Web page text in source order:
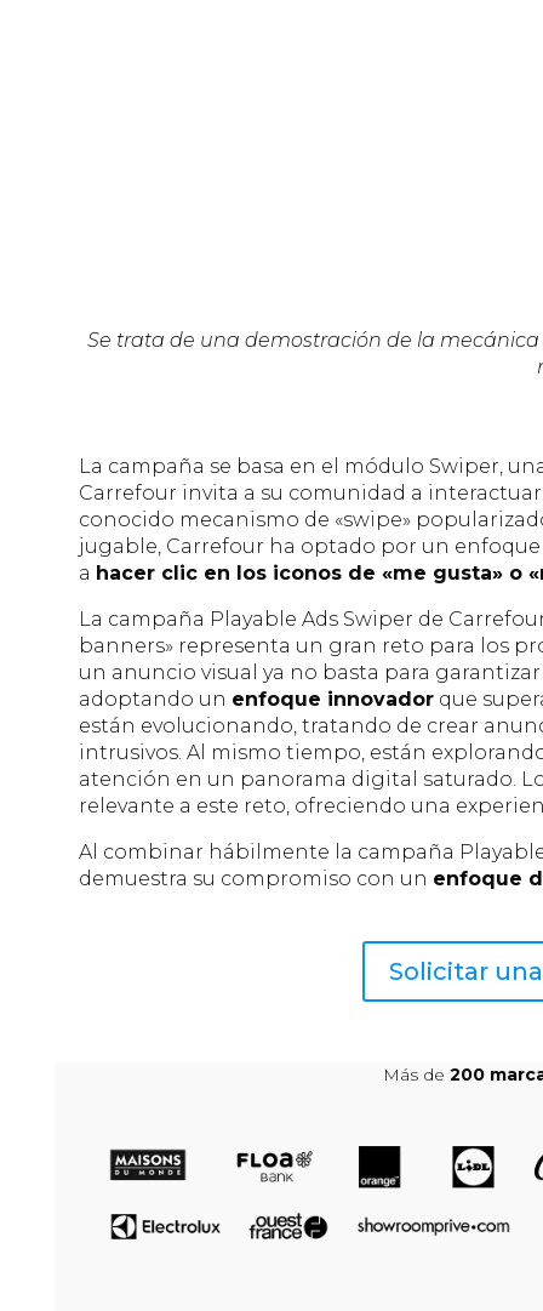
Se trata de una demostración de la
La campaña se basa en el módulo Swiper,
Carrefour invita a su comunidad a
conocido mecanismo de «swipe»
jugable, Carrefour ha optado por un
a hacer clic en los iconos de «me gusta» o
La campaña Playable Ads Swiper de
banners» representa un gran reto para los
un anuncio visual ya no basta para
adoptando un enfoque innovadorque
están evolucionando, tratando de crear
intrusivos. Al mismo tiempo, están
atención en un panorama digital saturado.
relevante a este reto, ofreciendo una
Al combinar hábilmente la campaña
demuestra su compromiso con un enfoque
Solicitar
Más de200